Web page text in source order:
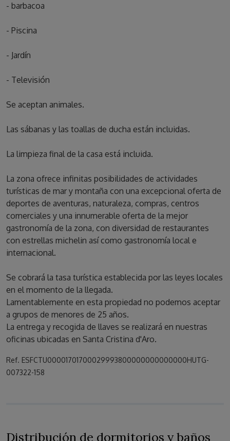
- barbacoa
- Piscina
- Jardín
- Televisión
Se aceptan animales.
Las sábanas y las toallas de ducha están incluidas.
La limpieza final de la casa está incluida.
La zona ofrece infinitas posibilidades de actividades
turísticas de mar y montaña con una excepcional oferta de
deportes de aventuras, naturaleza, compras, centros
comerciales y una innumerable oferta de la mejor
gastronomía de la zona, con diversidad de restaurantes
con estrellas michelin así como gastronomía local e
internacional.
Se cobrará la tasa turística establecida por las leyes locales
en el momento de la llegada.
Lamentablemente en esta propiedad no podemos aceptar
a grupos de menores de 25 años.
La entrega y recogida de llaves se realizará en nuestras
oficinas ubicadas en Santa Cristina d'Aro.
Ref. ESFCTU00001701700029993800000000000000HUTG-
007322-158
Distribución de dormitorios y baños